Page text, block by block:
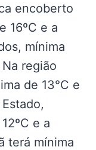
encoberto
16ºC e a
mínima
região
de 13°C e
e a
terá mínima